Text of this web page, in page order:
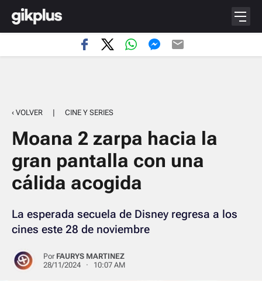
‹ VOLVER | CINE Y SERIES
Moana 2 zarpa hacia la
gran pantalla con una
cálida acogida
La esperada secuela de Disney regresa a los
cines este 28 de noviembre
Por FAURYS MARTINEZ
28/11/2024 · 10:07 AM